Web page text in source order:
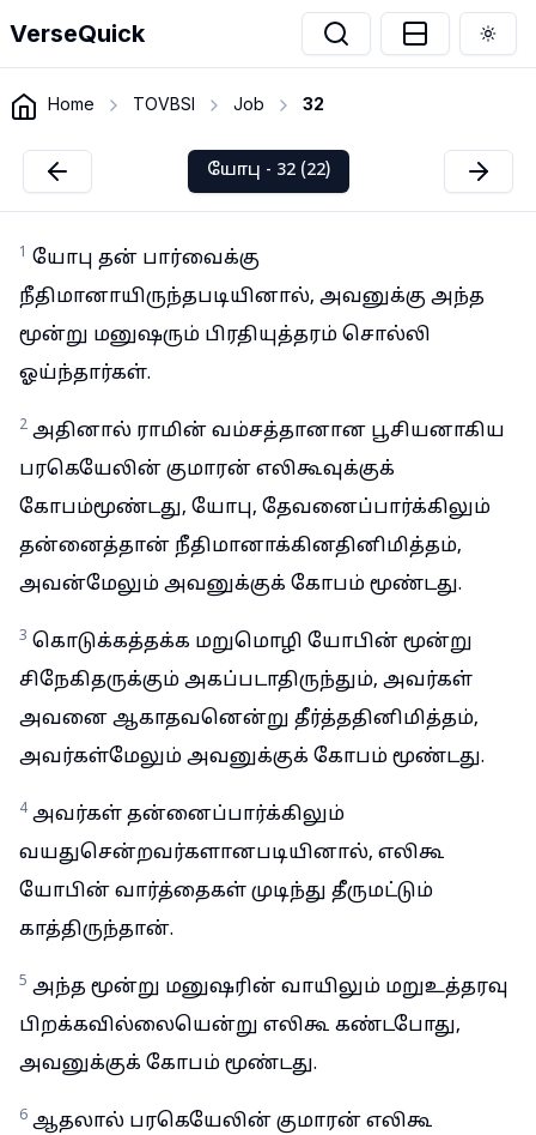
VerseQuick
Home TOVBSI Job 32
யோபு - 32 (22)
1 யோபு தன் பார்வைக்கு
நீதிமானாயிருந்தபடியினால், அவனுக்கு அந்த
மூன்று மனுஷரும் பிரதியுத்தரம் சொல்லி
ஓய்ந்தார்கள்.
2 அதினால் ராமின் வம்சத்தானான பூசியனாகிய
பரகெயேலின் குமாரன் எலிகூவுக்குக்
கோபம்மூண்டது, யோபு, தேவனைப்பார்க்கிலும்
தன்னைத்தான் நீதிமானாக்கினதினிமித்தம்,
அவன்மேலும் அவனுக்குக் கோபம் மூண்டது.
3 கொடுக்கத்தக்க மறுமொழி யோபின் மூன்று
சிநேகிதருக்கும் அகப்படாதிருந்தும், அவர்கள்
அவனை ஆகாதவனென்று தீர்த்ததினிமித்தம்,
அவர்கள்மேலும் அவனுக்குக் கோபம் மூண்டது.
4 அவர்கள் தன்னைப்பார்க்கிலும்
வயதுசென்றவர்களானபடியினால், எலிகூ
யோபின் வார்த்தைகள் முடிந்து தீருமட்டும்
காத்திருந்தான்.
5 அந்த மூன்று மனுஷரின் வாயிலும் மறுஉத்தரவு
பிறக்கவில்லையென்று எலிகூ கண்டபோது,
அவனுக்குக் கோபம் மூண்டது.
6 ஆதலால் பரகெயேலின் குமாரன் எலிகூ